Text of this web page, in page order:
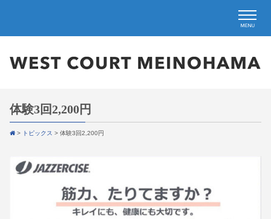
体験3回2,200円
> トピックス > 体験3回2,200円